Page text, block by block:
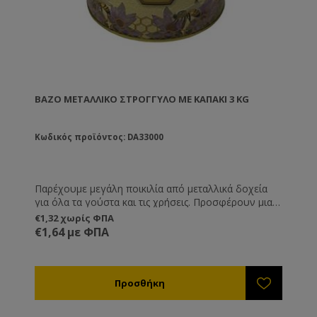
ΒΆΖΟ ΜΕΤΑΛΛΙΚΌ ΣΤΡΟΓΓΥΛΌ ΜΕ ΚΑΠΆΚΙ 3 KG
Κωδικός προϊόντος: DA33000
Παρέχουμε μεγάλη ποικιλία από μεταλλικά δοχεία
για όλα τα γούστα και τις χρήσεις. Προσφέρουν μια
διαφορετική και καλόγουστη παρουσίαση του
προϊόντος σας και είναι ιδανική λύση όταν θέλετε να
μεταφέρετε ή να στείλετε το μέλι, καθώς δεν
€1,32 χωρίς ΦΠΑ
€1,64 με ΦΠΑ